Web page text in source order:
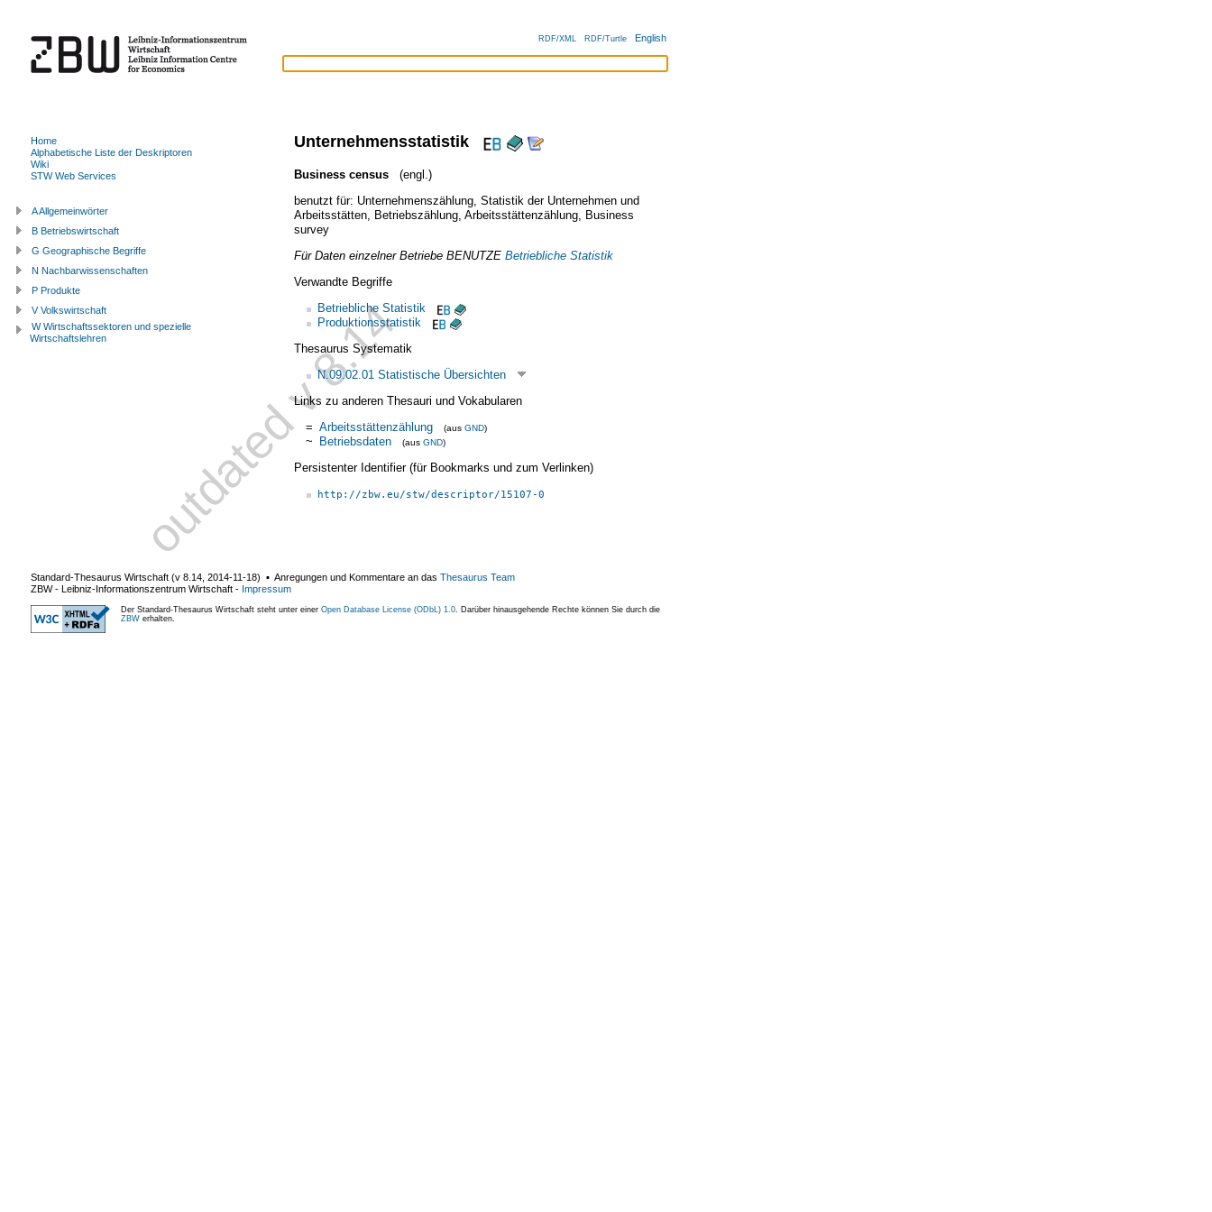
RDF/XML RDF/Turtle English
Unternehmensstatistik
Business census
(engl.)
benutzt für: Unternehmenszählung, Statistik der Unternehmen und
Arbeitsstätten, Betriebszählung, Arbeitsstättenzählung, Business
survey
Für Daten einzelner BetriebeBENUTZE Betriebliche Statistik
Verwandte Begriffe
Betriebliche Statistik
Produktionsstatistik
Thesaurus Systematik
N.09.02.01 Statistische Übersichten
Links zu anderen Thesauri und Vokabularen
= Arbeitsstättenzählung (aus GND)
~ Betriebsdaten (aus GND)
Persistenter Identifier (für Bookmarks und zum Verlinken)
http://zbw.eu/stw/descriptor/15107-0
Home
Alphabetische Liste der Deskriptoren
Wiki
STW Web Services
A Allgemeinwörter
B Betriebswirtschaft
G Geographische Begriffe
N Nachbarwissenschaften
P Produkte
V Volkswirtschaft
W Wirtschaftssektoren und spezielle
Wirtschaftslehren
Standard-Thesaurus Wirtschaft (v 8.14 2014-11-18) ▪ Anregungen und Kommentare an das Thesaurus Team
ZBW - Leibniz-Informationszentrum Wirtschaft - Impressum
Der Standard-Thesaurus Wirtschaft steht unter einer Open Database License (ODbL) 1.0 . Darüber hinausgehende Rechte können Sie durch die
ZBW erhalten.